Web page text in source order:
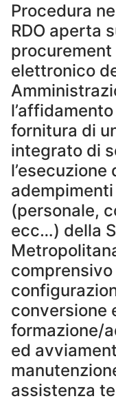
Procedura
RDO aperta
elettronico
fornitura di
integrato di
(personale,
ecc…) della
conversione
formazione/
ed
assistenza